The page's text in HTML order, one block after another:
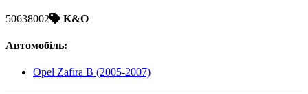
50638002 K&O
Автомобіль:
Opel Zafira B (2005-2007)